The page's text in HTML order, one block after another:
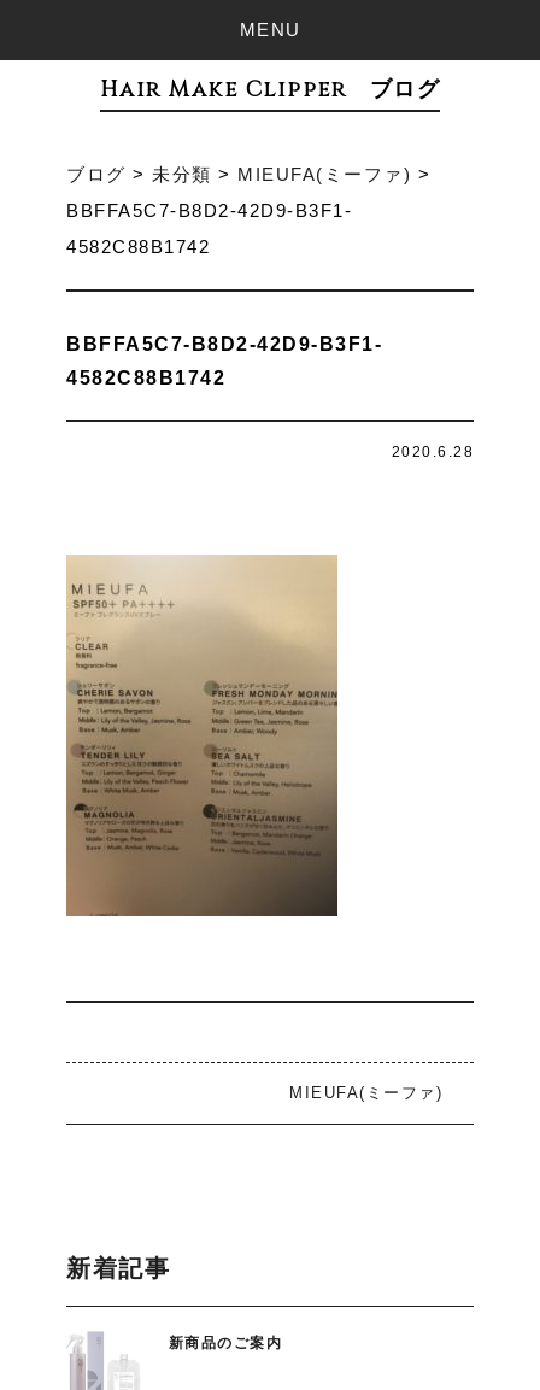
MENU
Hair Make Clipper ブログ
ブログ > 未分類 > MIEUFA(ミーファ) >
BBFFA5C7-B8D2-42D9-B3F1-
4582C88B1742
BBFFA5C7-B8D2-42D9-B3F1-
4582C88B1742
2020.6.28
MIEUFA(ミーファ)
新着記事
新商品のご案内